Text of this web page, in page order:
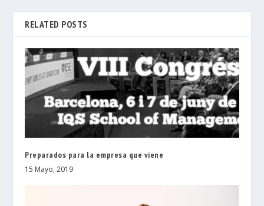
RELATED POSTS
Preparados para la empresa que viene
15 Mayo, 2019